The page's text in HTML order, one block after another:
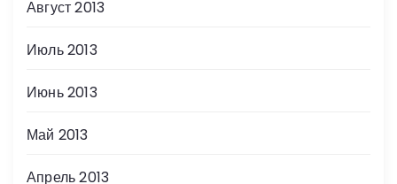
Август 2013
Июль 2013
Июнь 2013
Май 2013
Апрель 2013